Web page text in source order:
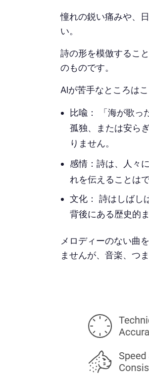
憧れの鋭い痛みや、
い。
詩の形を模倣するこ
のものです。
AIが苦手なところはこ
比喩：
「海が歌っ
孤独、または安ら
りません。
感情：詩は、人々に
れを伝えることは
文化：
詩はしばし
背後にある歴史的
メロディーのない曲
ませんが、音楽、つ